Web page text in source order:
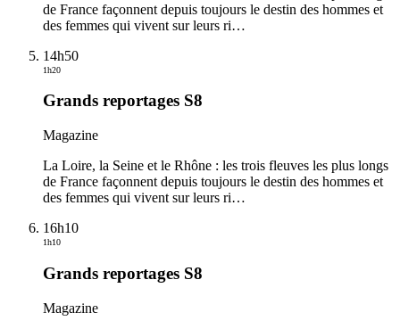
de France façonnent depuis toujours le destin des hommes et
des femmes qui vivent sur leurs ri…
14h50
1h20
Grands reportages S8
Magazine
La Loire, la Seine et le Rhône : les trois fleuves les plus longs
de France façonnent depuis toujours le destin des hommes et
des femmes qui vivent sur leurs ri…
16h10
1h10
Grands reportages S8
Magazine